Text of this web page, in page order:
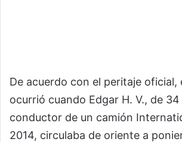
De acuerdo con el peritaje oficial,
ocurrió cuando Edgar H. V., de 34
conductor de un camión
2014, circulaba de oriente a